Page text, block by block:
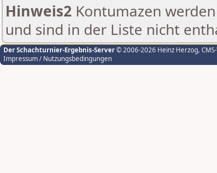
Hinweis2 Kontumazen
und sind in der Liste nicht
Der Schachturnier-Ergebnis-Server© 2006-2026 Heinz Herzog,
Impressum / Nutzungsbedingungen